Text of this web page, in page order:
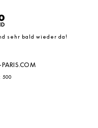
sehr bald wieder da!
500